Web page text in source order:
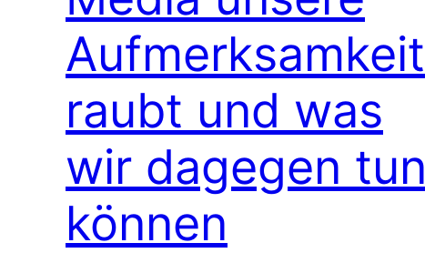
Aufmerksamkeit
raubt und was
wir dagegen tun
können